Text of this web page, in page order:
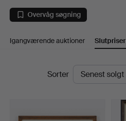
Finland
Overvåg søgning
Igangværende auktioner Slutpriser
SlutpriserSorter